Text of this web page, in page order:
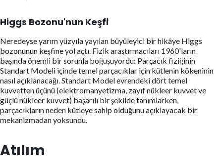
Higgs Bozonu'nun Keşfi
Neredeyse yarım yüzyıla yayılan büyüleyici bir hikâye Higgs
bozonunun keşfine yol açtı. Fizik araştırmacıları 1960'ların
başında önemli bir sorunla boğuşuyordu: Parçacık fiziğinin
Standart Modeli içinde temel parçacıklar için kütlenin kökeninin
nasıl açıklanacağı. Standart Model evrendeki dört temel
kuvvetten üçünü (elektromanyetizma, zayıf nükleer kuvvet ve
güçlü nükleer kuvvet) başarılı bir şekilde tanımlarken,
parçacıkların neden kütleye sahip olduğunu açıklayacak bir
mekanizmadan yoksundu.
Atılım